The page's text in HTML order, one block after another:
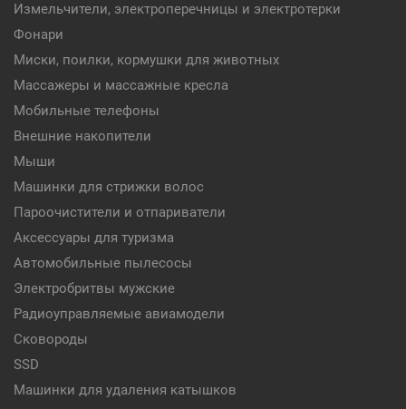
Измельчители, электроперечницы и электротерки
Фонари
Миски, поилки, кормушки для животных
Массажеры и массажные кресла
Мобильные телефоны
Внешние накопители
Мыши
Машинки для стрижки волос
Пароочистители и отпариватели
Аксессуары для туризма
Автомобильные пылесосы
Электробритвы мужские
Радиоуправляемые авиамодели
Сковороды
SSD
Машинки для удаления катышков